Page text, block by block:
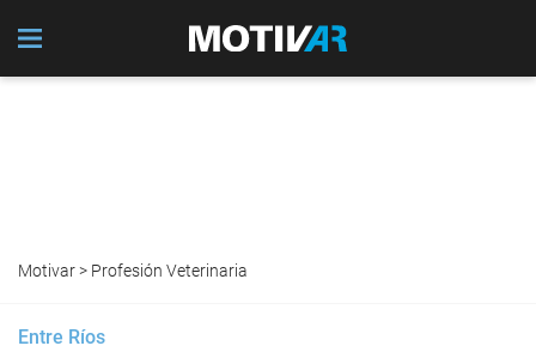
Motivar> Profesión Veterinaria
Entre Ríos